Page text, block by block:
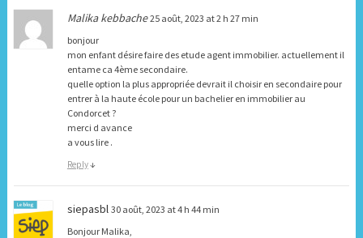
Malika kebbache25 août, 2023 at 2 h 27 min
bonjour
mon enfant désire faire des etude agent immobilier. actuellement il
entame ca 4ème secondaire.
quelle option la plus appropriée devrait il choisir en secondaire pour
entrer à la haute école pour un bachelier en immobilier au
Condorcet ?
merci d avance
a vous lire .
Reply↓
siepasbl 30 août, 2023 at 4 h 44 min
Bonjour Malika,